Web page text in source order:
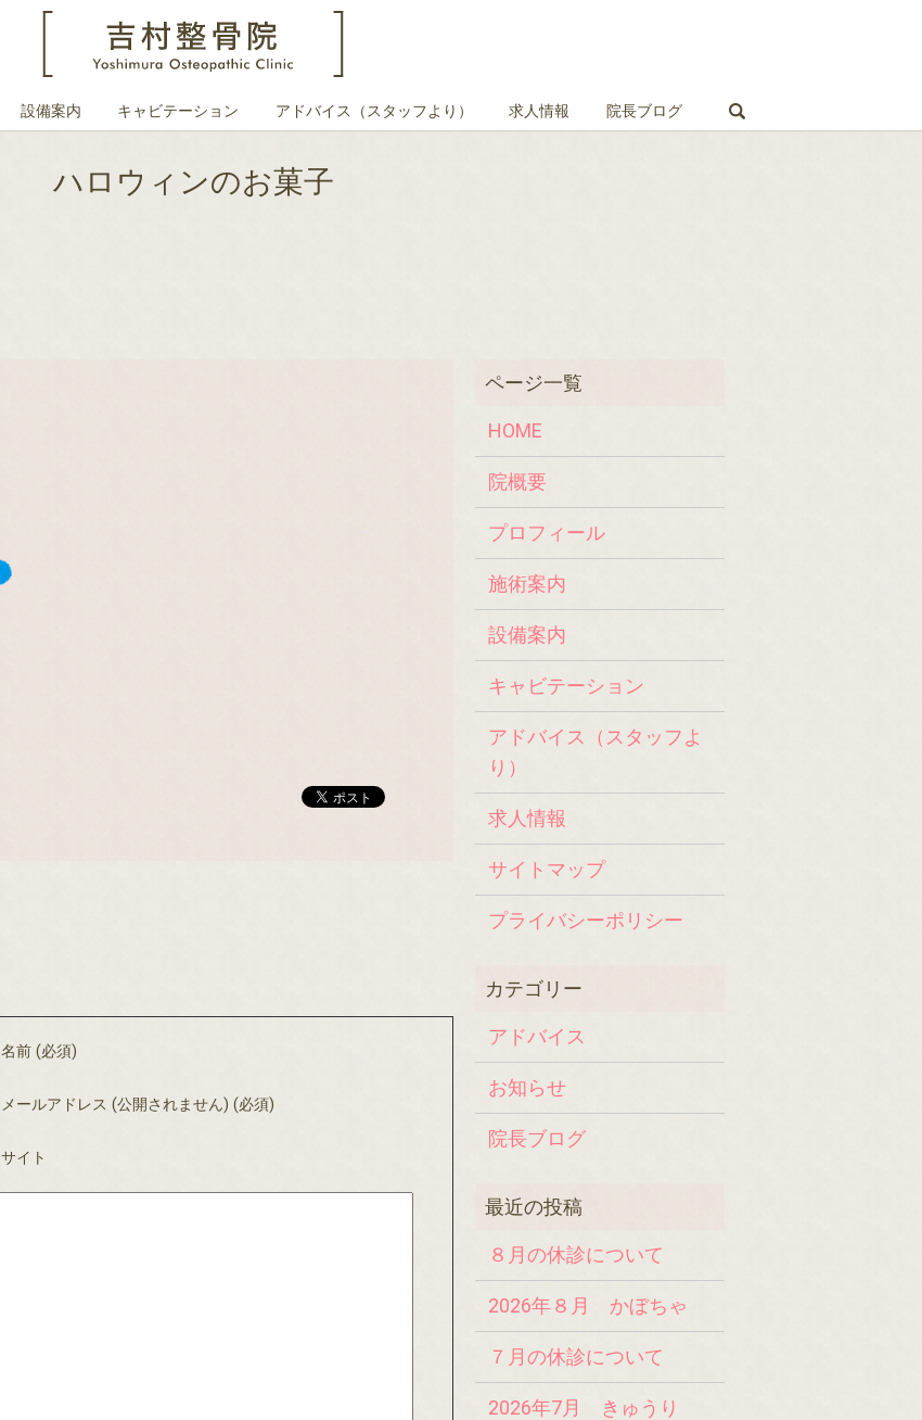
設備案内 キャビテーション アドバイス（スタッフより） 求人情報 院長ブログ
ハロウィンのお菓子
名前 (必須)
メールアドレス (公開されません) (必須)
サイト
HOME
院概要
プロフィール
施術案内
設備案内
キャビテーション
アドバイス（スタッフよ
り）
求人情報
サイトマップ
プライバシーポリシー
アドバイス
お知らせ
院長ブログ
８月の休診について
2026年８月 かぼちゃ
７月の休診について
2026年7月 きゅうり